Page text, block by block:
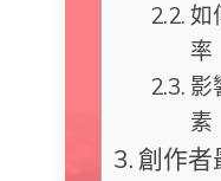
如
率
影
素
創作者